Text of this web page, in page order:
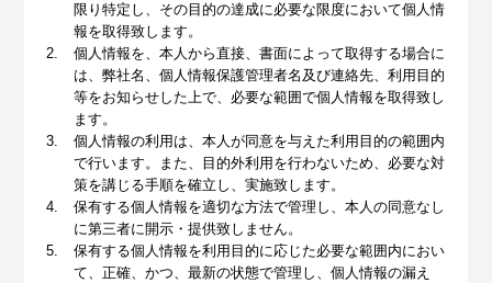
限り特定し、その目的の達成に必要な限度において個人情
報を取得致します。
個人情報を、本人から直接、書面によって取得する場合に
は、弊社名、個人情報保護管理者名及び連絡先、利用目的
等をお知らせした上で、必要な範囲で個人情報を取得致し
ます。
個人情報の利用は、本人が同意を与えた利用目的の範囲内
で行います。また、目的外利用を行わないため、必要な対
策を講じる手順を確立し、実施致します。
保有する個人情報を適切な方法で管理し、本人の同意なし
に第三者に開示・提供致しません。
保有する個人情報を利用目的に応じた必要な範囲内におい
て、正確、かつ、最新の状態で管理し、個人情報の漏え